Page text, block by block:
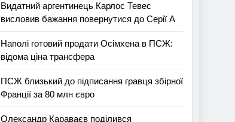
Видатний аргентинець Карлос Тевес
висловив бажання повернутися до Серії А
Наполі готовий продати Осімхена в ПСЖ:
відома ціна трансфера
ПСЖ близький до підписання гравця збірної
Франції за 80 млн євро
Олександр Караваєв поділився